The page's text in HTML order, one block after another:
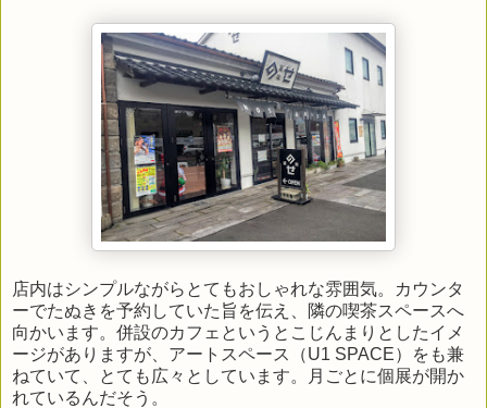
店内はシンプルながらとてもおしゃれな雰囲気。カウンタ
ーでたぬきを予約していた旨を伝え、隣の喫茶スペースへ
向かいます。併設のカフェというとこじんまりとしたイメ
ージがありますが、アートスペース（U1 SPACE）をも兼
ねていて、とても広々としています。月ごとに個展が開か
れているんだそう。